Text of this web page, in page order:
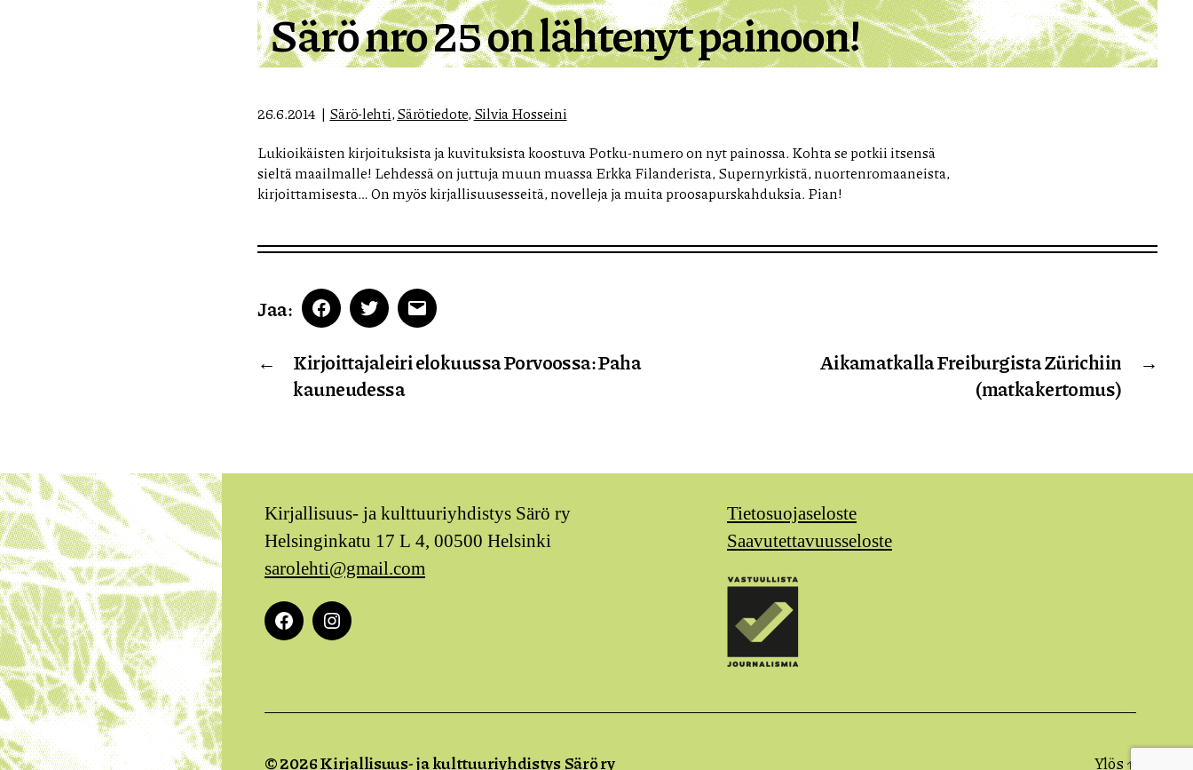
Särö nro 25 on lähtenyt painoon!
26.6.2014 Särö-lehti,Särötiedote, Silvia Hosseini
Lukioikäisten kirjoituksista ja kuvituksista koostuva Potku-numero on nyt painossa. Kohta se potkii itsensä
sieltä maailmalle! Lehdessä on juttuja muun muassa Erkka Filanderista, Supernyrkistä, nuortenromaaneista,
kirjoittamisesta… On myös kirjallisuusesseitä, novelleja ja muita proosapurskahduksia. Pian!
Jaa: FacebookTwitterEmail
←
Kirjoittajaleiri elokuussa Porvoossa: Paha
kauneudessa
→
Aikamatkalla Freiburgista Zürichiin
(matkakertomus)
Kirjallisuus- ja kulttuuriyhdistys Särö ry
Helsinginkatu 17 L 4, 00500 Helsinki
sarolehti@gmail.com
FacebookInstagram
Tietosuojaseloste
Saavutettavuusseloste
© 2026Kirjallisuus- ja kulttuuriyhdistys Särö ry Ylös↑